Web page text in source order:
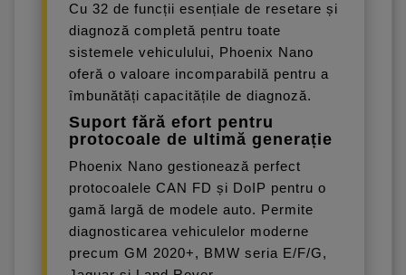
Cu 32 de funcții esențiale de resetare și
diagnoză completă pentru toate
sistemele vehiculului, Phoenix Nano
oferă o valoare incomparabilă pentru a
îmbunătăți capacitățile de diagnoză.
Suport fără efort pentru
protocoale de ultimă generație
Phoenix Nano gestionează perfect
protocoalele CAN FD și DoIP pentru o
gamă largă de modele auto. Permite
diagnosticarea vehiculelor moderne
precum GM 2020+, BMW seria E/F/G,